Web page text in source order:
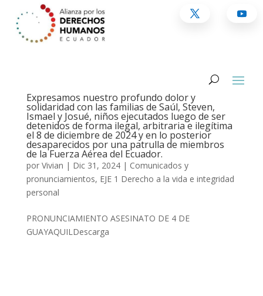
Expresamos nuestro profundo dolor y
solidaridad con las familias de Saúl, Steven,
Ismael y Josué, niños ejecutados luego de ser
detenidos de forma ilegal, arbitraria e ilegítima
el 8 de diciembre de 2024 y en lo posterior
desaparecidos por una patrulla de miembros
de la Fuerza Aérea del Ecuador.
por Vivian | Dic 31, 2024| Comunicados y
pronunciamientos, EJE 1 Derecho a la vida e integridad
personal
PRONUNCIAMIENTO ASESINATO DE 4 DE
GUAYAQUILDescarga